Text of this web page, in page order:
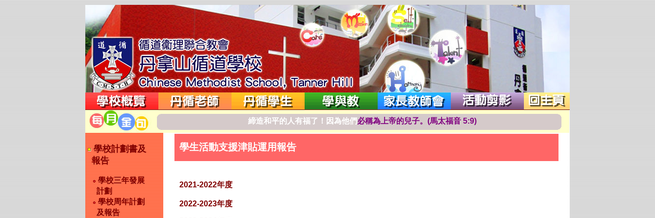
締造和平的 人有福了 ！ 因為他們必稱為 上帝的兒子。 (馬太福音 5:9)
學校計劃書及
報告
學校三年發展
計劃
學校周年計劃
及報告
學生活動支援津貼運用報告
2021-2022年度
2022-2023年度